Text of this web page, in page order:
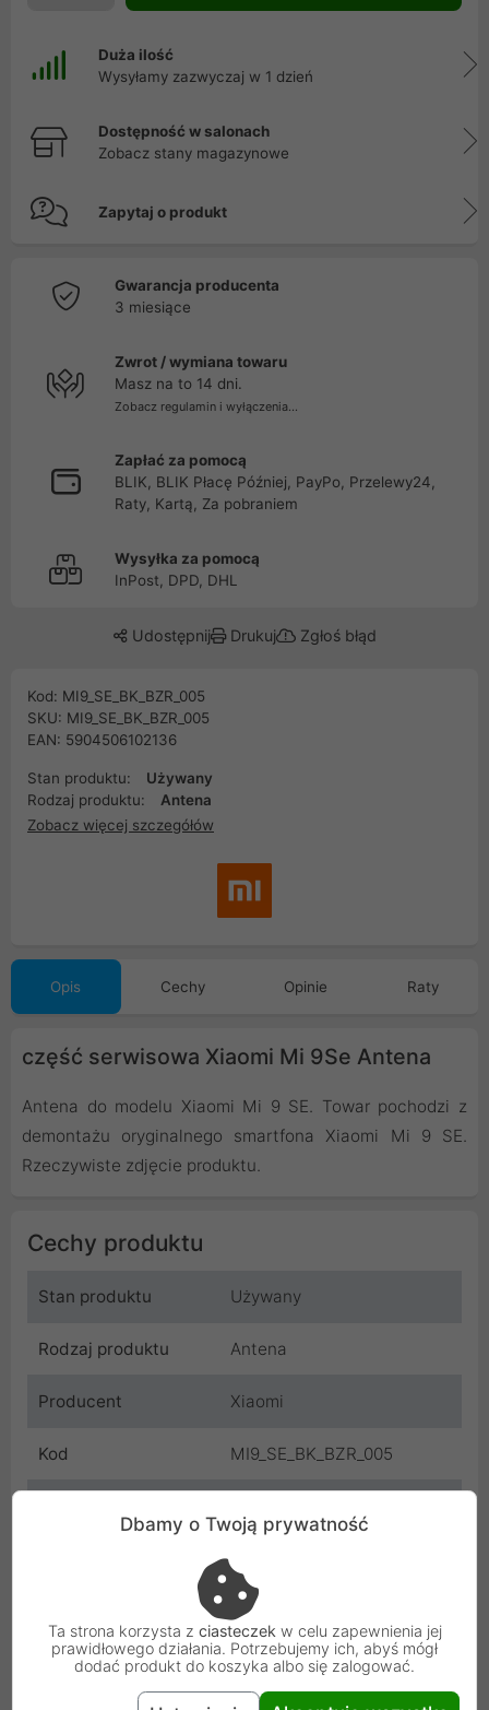
Duża ilość
Wysyłamy zazwyczaj w 1 dzień
Dostępność w salonach
Zobacz stany magazynowe
Zapytaj o produkt
Gwarancja producenta
3 miesiące
Zwrot / wymiana towaru
Masz na to 14 dni.
Zobacz regulamin i wyłączenia...
Zapłać za pomocą
BLIK, BLIK Płacę Później, PayPo, Przelewy24,
Raty, Kartą, Za pobraniem
Wysyłka za pomocą
InPost, DPD, DHL
Udostępnij Drukuj Zgłoś błąd
Kod: MI9_SE_BK_BZR_005
SKU: MI9_SE_BK_BZR_005
EAN: 5904506102136
Stan produktu:
Używany
Rodzaj produktu:
Antena
Zobacz więcej szczegółów
Opis Cechy Opinie Raty
część serwisowa Xiaomi Mi 9Se Antena
Antena do modelu Xiaomi Mi 9 SE. Towar pochodzi z
demontażu oryginalnego smartfona Xiaomi Mi 9 SE.
Rzeczywiste zdjęcie produktu.
Cechy produktu
Stan produktu Używany
Rodzaj produktu Antena
Producent Xiaomi
Kod MI9_SE_BK_BZR_005
producenta
3 miesiące
Dbamy o Twoją prywatność
Ta strona korzysta z ciasteczek w celu zapewnienia jej
prawidłowego działania. Potrzebujemy ich, abyś mógł
dodać produkt do koszyka albo się zalogować.